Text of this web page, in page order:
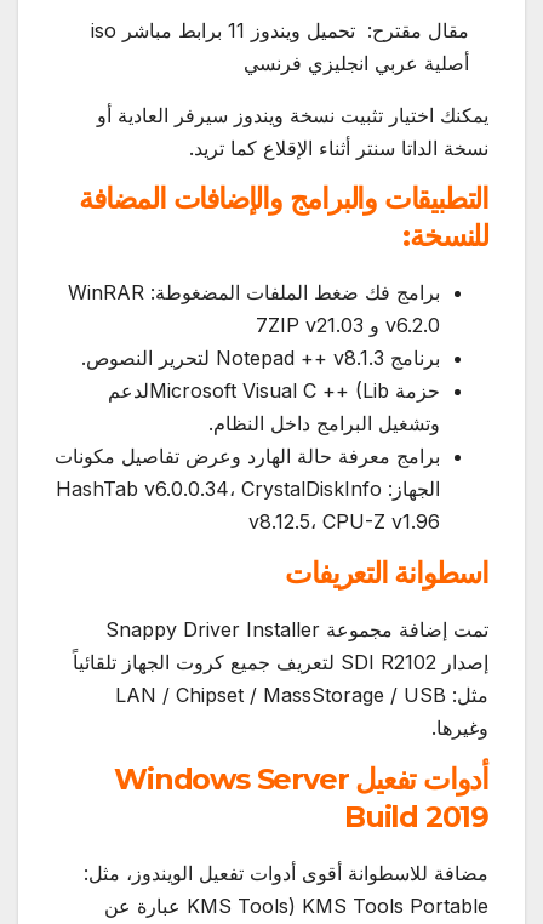
مقال مقترح:
تحميل ويندوز 11 برابط مباشر iso
أصلية عربي انجليزي فرنسي
يمكنك اختيار تثبيت نسخة ويندوز سيرفر العادية أو
نسخة الداتا سنتر أثناء الإقلاع كما تريد.
التطبيقات والبرامج والإضافات المضافة
للنسخة:
برامج فك ضغط الملفات المضغوطة: WinRAR
v6.2.0 و 7ZIP v21.03
برنامج Notepad ++ v8.1.3 لتحرير النصوص.
حزمة Microsoft Visual C ++ (Libلدعم
وتشغيل البرامج داخل النظام.
برامج معرفة حالة الهارد وعرض تفاصيل مكونات
الجهاز: HashTab v6.0.0.34، CrystalDiskInfo
v8.12.5، CPU-Z v1.96
اسطوانة التعريفات
تمت إضافة مجموعة Snappy Driver Installer
إصدار SDI R2102 لتعريف جميع كروت الجهاز تلقائياً
مثل: LAN / Chipset / MassStorage / USB
وغيرها.
أدوات تفعيل Windows Server
Build 2019
مضافة للاسطوانة أقوى أدوات تفعيل الويندوز، مثل:
KMS Tools Portable (KMS Tools عبارة عن